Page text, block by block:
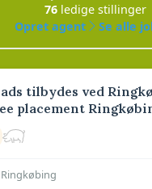
76 ledige stillinger
Opret agent
Se alle
tilbydes ved
placement